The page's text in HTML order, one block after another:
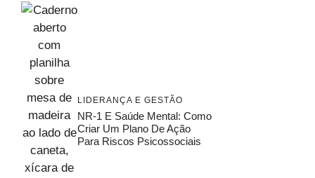
LIDERANÇA E GESTÃO
NR-1 E Saúde Mental: Como
Criar Um Plano De Ação
Para Riscos Psicossociais